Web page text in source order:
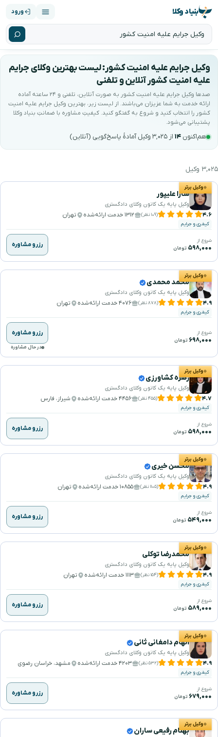
بنیاد وکلا ورود
وکیل جرایم علیه امنیت کشور: لیست بهترین وکلای جرایم
علیه امنیت کشور آنلاین و تلفنی
صدها وکیل جرایم علیه امنیت کشور به صورت آنلاین، تلفنی و ۲۴ ساعته آماده
ارائه خدمت به شما عزیزان می‌باشند. از لیست زیر، بهترین وکیل جرایم علیه امنیت
کشور را انتخاب کنید و شروع به گفتگو کنید. کیفیتِ مشاوره با ضمانتِ بنیاد وکلا
پشتیبانی می‌شود.
هم‌اکنون ۱۴ از ۳,۰۲۵ وکیل آمادهٔ پاسخ‌گویی (آنلاین)
بهترین وکیل جرایم علیه امنیت کشور را جستجو و
۳,۰۲۵ وکیل
وکیل برتر
سارا علیپور
وکیل پایه یک کانون وکلای دادگستری
۴.۶ (۱۰۹ نظر) ۱۳۱۲ خدمت ارائه‌شده تهران
کیفری و جرایم
شروع از
۵۹۸,۰۰۰ تومان رزرو مشاوره
وکیل برتر
محمد محمدی
وکیل پایه یک کانون وکلای دادگستری
۴.۹ (۸۷۸ نظر) ۴۰۷۶ خدمت ارائه‌شده تهران
کیفری و جرایم
شروع از
۶۹۸,۰۰۰ تومان
رزرو مشاوره
در حال مشاوره
وکیل برتر
زهره کشاورزی
وکیل پایه یک کانون وکلای دادگستری
۴.۷ (۴۵۵ نظر) ۴۴۵۶ خدمت ارائه‌شده شیراز، فارس
کیفری و جرایم
شروع از
۵۹۸,۰۰۰ تومان رزرو مشاوره
وکیل برتر
محسن خیری
وکیل پایه یک کانون وکلای دادگستری
۴.۹ (۱۱۰۵ نظر) ۱۰۸۵۵ خدمت ارائه‌شده تهران
کیفری و جرایم
شروع از
۵۴۹,۰۰۰ تومان رزرو مشاوره
وکیل برتر
محمدرضا توکلی
وکیل پایه یک کانون وکلای دادگستری
۴.۹ (۱۵۴ نظر) ۱۱۱۳ خدمت ارائه‌شده تهران
کیفری و جرایم
شروع از
۵۸۹,۰۰۰ تومان رزرو مشاوره
وکیل برتر
الهام دامغانی ثانی
وکیل پایه یک کانون وکلای دادگستری
۴.۹ (۵۳۲ نظر) ۴۲۰۳ خدمت ارائه‌شده مشهد، خراسان رضوی
کیفری و جرایم
شروع از
۶۷۹,۰۰۰ تومان رزرو مشاوره
وکیل برتر
بهنام رفیعی ساران